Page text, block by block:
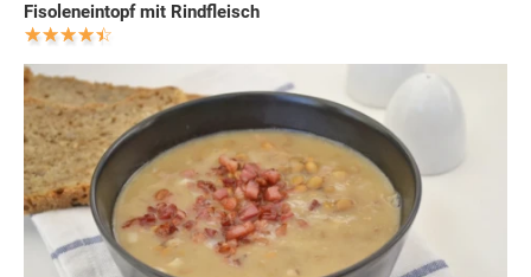
Fisoleneintopf mit Rindfleisch